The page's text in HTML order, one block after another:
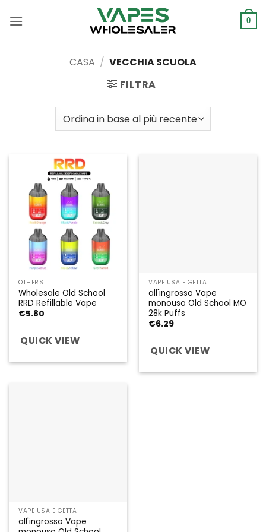
0
CASA / VECCHIA SCUOLA
FILTRA
OTHERS
Wholesale Old School
RRD Refillable Vape
€5.80
QUICK VIEW
VAPE USA E GETTA
all'ingrosso Vape
monouso Old School MO
28k Puffs
€6.29
QUICK VIEW
VAPE USA E GETTA
all'ingrosso Vape